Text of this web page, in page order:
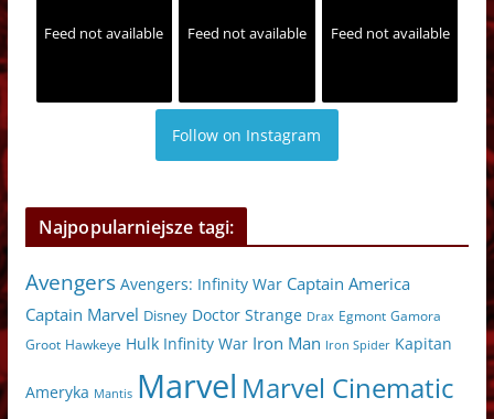
Feed not available Feed not available Feed not available
Follow on Instagram
Najpopularniejsze tagi:
Avengers Avengers: Infinity War Captain America
Captain Marvel Disney Doctor Strange Drax Egmont Gamora
Groot Hawkeye Hulk Infinity War Iron Man Iron Spider Kapitan
Ameryka Mantis Marvel Marvel Cinematic